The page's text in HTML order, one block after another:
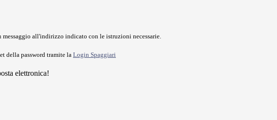
messaggio all'indirizzo indicato con le istruzioni necessarie.
della password tramite la Login Spaggiari
elettronica!